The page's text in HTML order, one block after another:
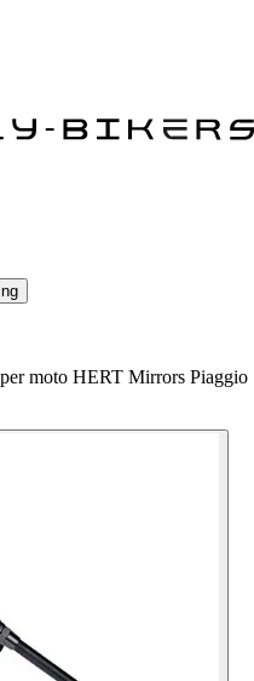
moto HERT Mirrors Piaggio